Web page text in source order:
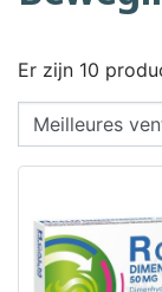
Er zijn 10